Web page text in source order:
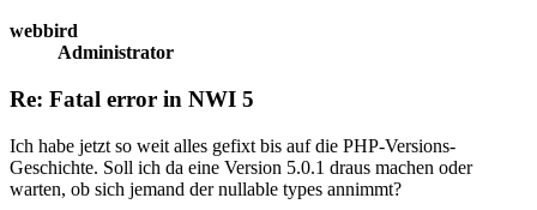
webbird
Administrator
Re: Fatal error in NWI 5
Ich habe jetzt so weit alles gefixt bis auf die PHP-Versions-
Geschichte. Soll ich da eine Version 5.0.1 draus machen oder
warten, ob sich jemand der nullable types annimmt?